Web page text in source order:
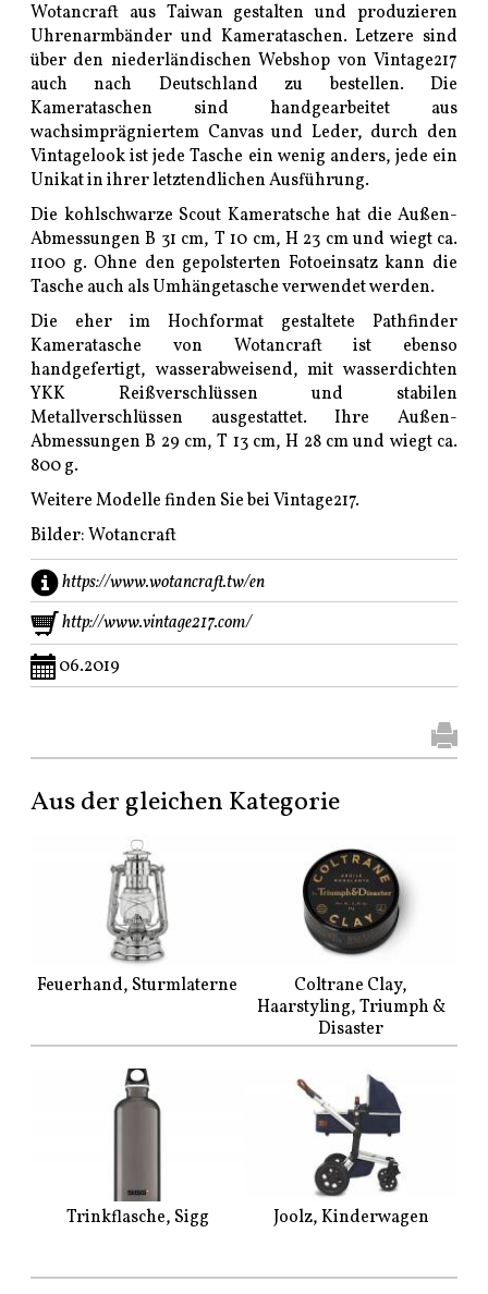
Wotancraft aus Taiwan gestalten und produzieren
Uhrenarmbänder und Kamerataschen. Letzere sind
über den niederländischen Webshop von Vintage217
auch nach Deutschland zu bestellen. Die
Kamerataschen sind handgearbeitet aus
wachsimprägniertem Canvas und Leder, durch den
Vintagelook ist jede Tasche ein wenig anders, jede ein
Unikat in ihrer letztendlichen Ausführung.
Die kohlschwarze Scout Kameratsche hat die Außen-
Abmessungen B 31 cm, T 10 cm, H 23 cm und wiegt ca.
1100 g. Ohne den gepolsterten Fotoeinsatz kann die
Tasche auch als Umhängetasche verwendet werden.
Die eher im Hochformat gestaltete Pathfinder
Kameratasche von Wotancraft ist ebenso
handgefertigt, wasserabweisend, mit wasserdichten
YKK Reißverschlüssen und stabilen
Metallverschlüssen ausgestattet. Ihre Außen-
Abmessungen B 29 cm, T 13 cm, H 28 cm und wiegt ca.
800 g.
Weitere Modelle finden Sie bei Vintage217.
Bilder: Wotancraft
https://www.wotancraft.tw/en
http://www.vintage217.com/
06.2019
Aus der gleichen Kategorie
Feuerhand, Sturmlaterne
Coltrane Clay,
Haarstyling, Triumph &
Disaster
Trinkflasche, Sigg Joolz, Kinderwagen